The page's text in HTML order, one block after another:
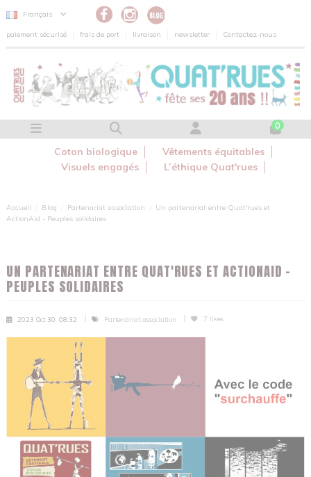
Panneau de gestion des cookies
Français
paiement sécurisé frais de port livraison newsletter Contactez-nous
0
Coton biologique
Vêtements équitables
Visuels engagés
L’éthique Quat'rues
Accueil Blog Partenariat association
Un partenariat entre Quat'rues et
ActionAid - Peuples solidaires
UN PARTENARIAT ENTRE QUAT'RUES ET ACTIONAID -
PEUPLES SOLIDAIRES
2023 Oct 30, 08:32 Partenariat association 7 likes